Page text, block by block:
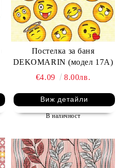
Постелка за баня
DEKOMARIN (модел 17A)
€4.09
8.00лв.
Виж детайли
В наличност